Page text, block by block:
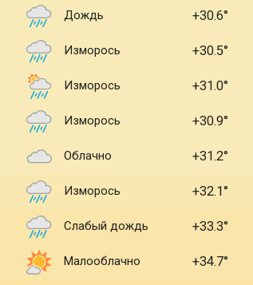
Дождь +30.6
Изморось +30.5
Изморось +31.0
Изморось +30.9
Облачно +31.2
Изморось +32.1
Слабый дождь +33.3
Малооблачно +34.7